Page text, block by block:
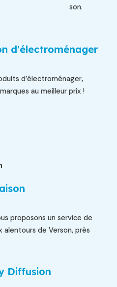
son.
d'électroménager
d’électroménager,
au meilleur prix !
proposons un service de
alentours de Verson, près
Diffusion